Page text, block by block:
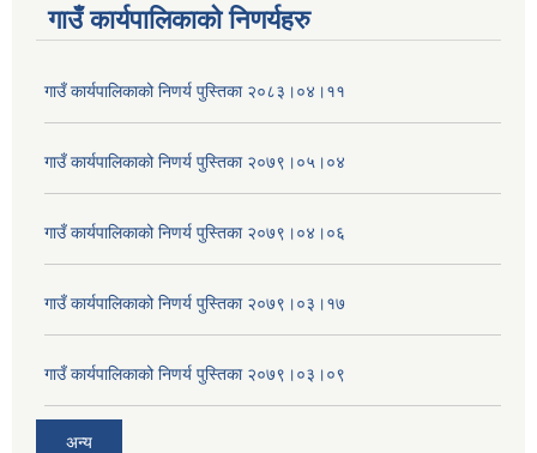
गाउँ कार्यपालिकाकाे निणर्यहरु
गाउँ कार्यपालिकाको निणर्य पुस्तिका २०८३।०४।११
गाउँ कार्यपालिकाको निणर्य पुस्तिका २०७९।०५।०४
गाउँ कार्यपालिकाको निणर्य पुस्तिका २०७९।०४।०६
गाउँ कार्यपालिकाको निणर्य पुस्तिका २०७९।०३।१७
गाउँ कार्यपालिकाको निणर्य पुस्तिका २०७९।०३।०९
अन्य